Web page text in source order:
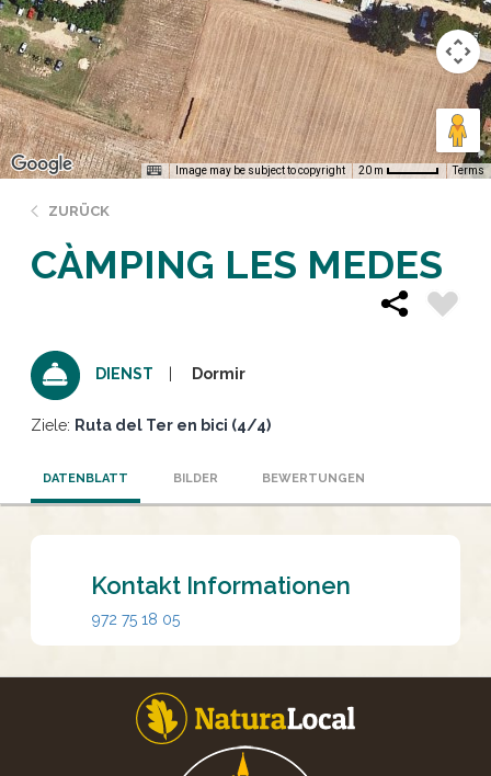
Image may be subject to copyright 20 m Terms
ZURÜCK
CÀMPING LES MEDES
DIENST Dormir
Ziele: Ruta del Ter en bici (4/4)
DATENBLATT BILDER BEWERTUNGEN
Kontakt Informationen
972 75 18 05